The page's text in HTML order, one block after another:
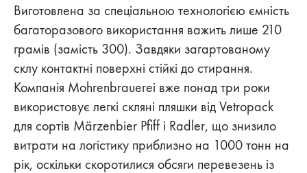
Виготовлена за спеціальною технологією ємність
багаторазового використання важить лише 210
грамів (замість 300). Завдяки загартованому
склу контактні поверхні стійкі до стирання.
Компанія Mohrenbrauerei вже понад три роки
використовує легкі скляні пляшки від Vetropack
для сортів Märzenbier Pfiff і Radler, що знизило
витрати на логістику приблизно на 1000 тонн на
рік, оскільки скоротилися обсяги перевезень із